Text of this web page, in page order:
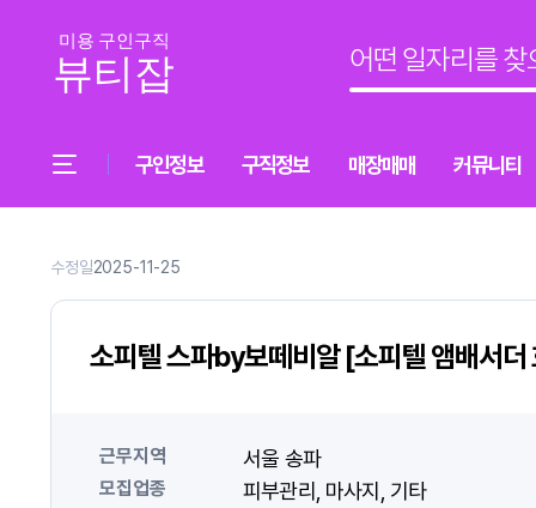
구인정보 구직정보 매장매매 커뮤니티
수정일2025-11-25
소피텔 스파by보떼비알 [소피텔 앰배서
근무지역 서울 송파
모집업종 피부관리 마사지 기타